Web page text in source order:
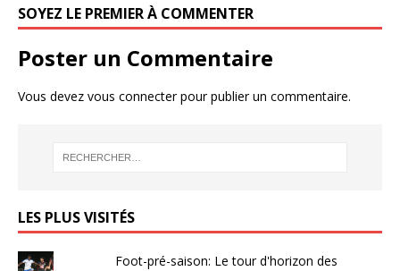
SOYEZ LE PREMIER À COMMENTER
Poster un Commentaire
Vous devez vous connecterpour publier un commentaire.
LES PLUS VISITÉS
Foot-pré-saison: Le tour d'horizon des